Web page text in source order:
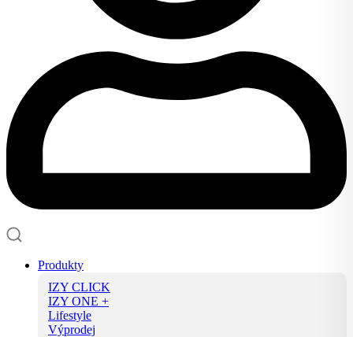
Produkty
IZY CLICK
IZY ONE +
Lifestyle
Výprodej